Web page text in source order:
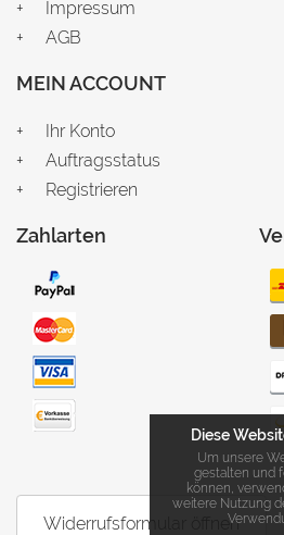
Impressum
AGB
MEIN ACCOUNT
Ihr Konto
Auftragsstatus
Registrieren
Zahlarten
Widerrufsformular öffnen
Diese
Um unsere
gestalten und
können,
weitere Nutzung